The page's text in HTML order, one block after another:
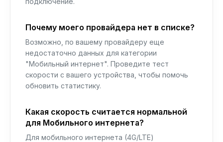
Почему моего провайдера нет в списке?
Возможно, по вашему провайдеру еще
недостаточно данных для категории
"Мобильный интернет". Проведите тест
скорости с вашего устройства, чтобы помочь
обновить статистику.
Какая скорость считается нормальной
для Мобильного интернета?
Для мобильного интернета (4G/LTE)